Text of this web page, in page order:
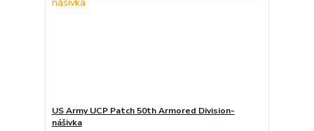
US Army UCP Patch 50th Armored Division-
nášivka